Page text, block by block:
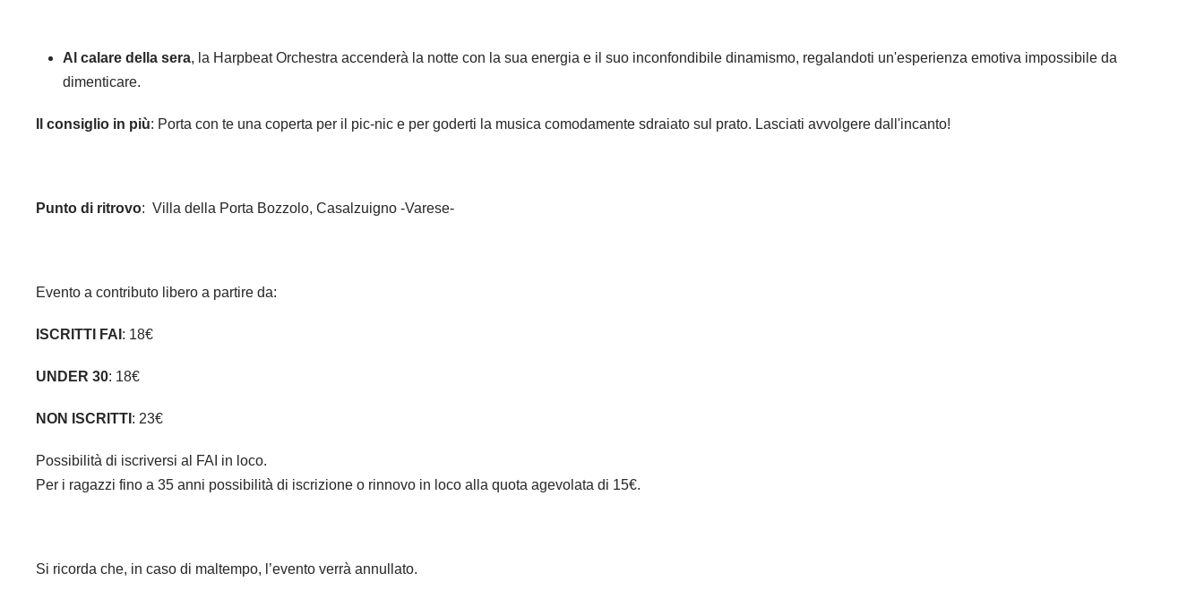
Al calare della sera, la Harpbeat Orchestra accenderà la notte con la sua energia e il suo inconfondibile dinamismo, regalandoti un'esperienza emotiva impossibile da
dimenticare.
Il consiglio in più: Porta con te una coperta per il pic-nic e per goderti la musica comodamente sdraiato sul prato. Lasciati avvolgere dall'incanto!
Punto di ritrovo: Villa della Porta Bozzolo, Casalzuigno -Varese-
Evento a contributo libero a partire da:
ISCRITTI FAI : 18€
UNDER 30: 18€
NON ISCRITTI : 23€
Possibilità di iscriversi al FAI in loco.
Per i ragazzi fino a 35 anni possibilità di iscrizione o rinnovo in loco alla quota agevolata di 15€.
Si ricorda che, in caso di maltempo, l’evento verrà annullato.